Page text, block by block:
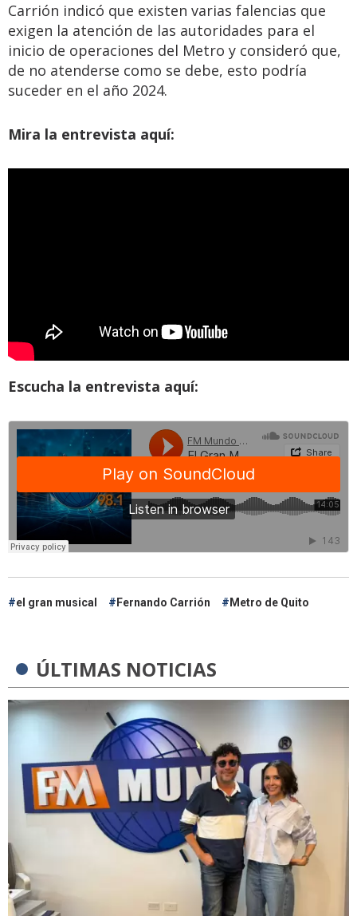
Carrión indicó que existen varias falencias que
exigen la atención de las autoridades para el
inicio de operaciones del Metro y consideró que,
de no atenderse como se debe, esto podría
suceder en el año 2024.
Mira la entrevista aquí:
Escucha la entrevista aquí:
el gran musical Fernando Carrión Metro de Quito
ÚLTIMAS NOTICIAS